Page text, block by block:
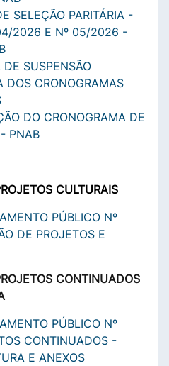
SELEÇÃO PARITÁRIA -
2026 E Nº 05/2026 -
SUSPENSÃO
DOS CRONOGRAMAS
DO CRONOGRAMA DE
PNAB
CULTURAIS
PÚBLICO Nº
DE PROJETOS E
CONTINUADOS
PÚBLICO Nº
CONTINUADOS -
E ANEXOS